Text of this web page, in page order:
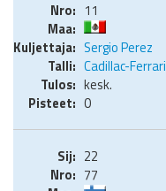
11
Sergio Perez
Cadillac-Ferrari
kesk.
0
22
77